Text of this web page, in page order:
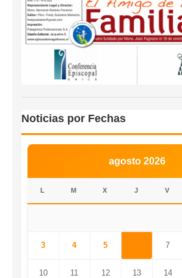
Noticias por Fechas
agosto 2026
L M X J V
3 4 5 7
10 11 12 13 14